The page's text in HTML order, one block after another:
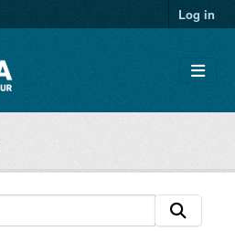
Log in